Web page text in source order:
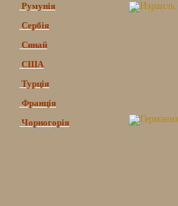
Румунія
Сербія
Синай
США
Турція
Франція
Чорногорія